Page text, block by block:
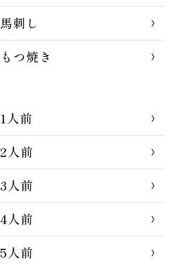
馬刺し
もつ焼き
1人前
2人前
3人前
4人前
5人前